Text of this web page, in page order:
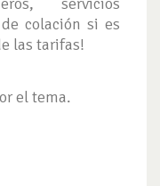
colación si es
las tarifas!
el tema.